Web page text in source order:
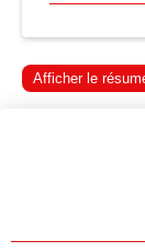
Afficher le